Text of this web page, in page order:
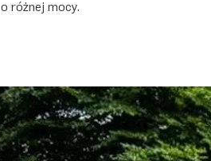
o różnej mocy.